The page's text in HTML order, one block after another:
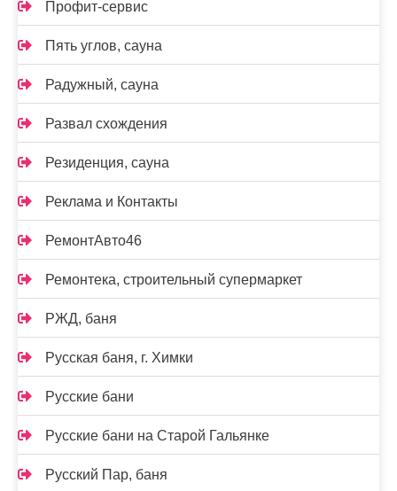
Профит-сервис
Пять углов, сауна
Радужный, сауна
Развал схождения
Резиденция, сауна
Реклама и Контакты
РемонтАвто46
Ремонтека, строительный супермаркет
РЖД, баня
Русская баня, г. Химки
Русские бани
Русские бани на Старой Гальянке
Русский Пар, баня